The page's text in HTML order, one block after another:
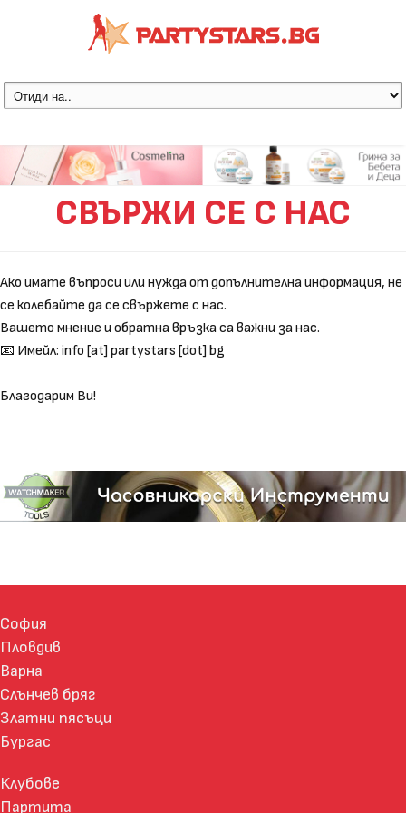
СВЪРЖИ СЕ С НАС
Ако имате въпроси или нужда от допълнителна информация, не
се колебайте да се свържете с нас.
Вашето мнение и обратна връзка са важни за нас.
📧 Имейл: info [at] partystars [dot] bg
Благодарим Ви!
София
Пловдив
Варна
Слънчев бряг
Златни пясъци
Бургас
Клубове
Партита